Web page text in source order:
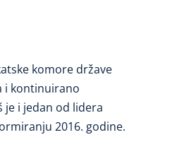
komore države
i kontinuirano
je i jedan od lidera
2016. godine.